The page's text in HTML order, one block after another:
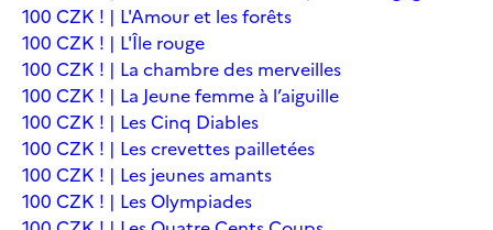
100 CZK ! | L'Amour et les forêts
100 CZK ! | L'Île rouge
100 CZK ! | La chambre des merveilles
100 CZK ! | La Jeune femme à l’aiguille
100 CZK ! | Les Cinq Diables
100 CZK ! | Les crevettes pailletées
100 CZK ! | Les jeunes amants
100 CZK ! | Les Olympiades